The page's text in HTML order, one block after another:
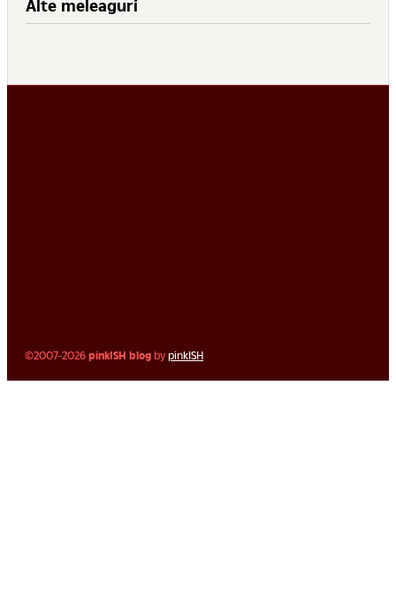
Alte meleaguri
©2007-2026pinkISH blog bypinkISH